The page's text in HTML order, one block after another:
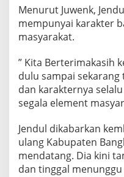
Menurut Juwenk,
mempunyai karakter
masyarakat.
” Kita Berterimakasih
dulu sampai
dan karakternya
segala element
Jendul dikabarkan
ulang Kabupaten
mendatang. Dia kini
dan tinggal